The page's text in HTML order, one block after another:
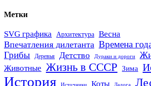
Метки
SVG графика Архитектура Весна
Впечатления дилетанта Времена
Грибы Деревья Детство Дураки и дороги
Животные Жизнь в СССР Зима
История Коты